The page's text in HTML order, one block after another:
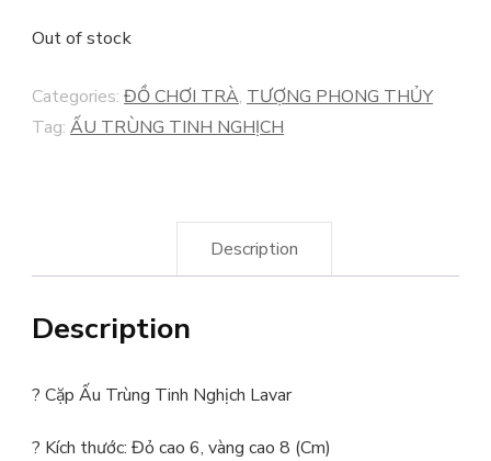
Out of stock
Categories: ĐỒ CHƠI TRÀ, TƯỢNG PHONG THỦY
Tag: ẤU TRÙNG TINH NGHỊCH
Description
Description
? Cặp Ấu Trùng Tinh Nghịch Lavar
? Kích thước: Đỏ cao 6, vàng cao 8 (Cm)